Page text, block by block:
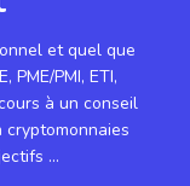
et quel que
PMI, ETI,
à un conseil
...